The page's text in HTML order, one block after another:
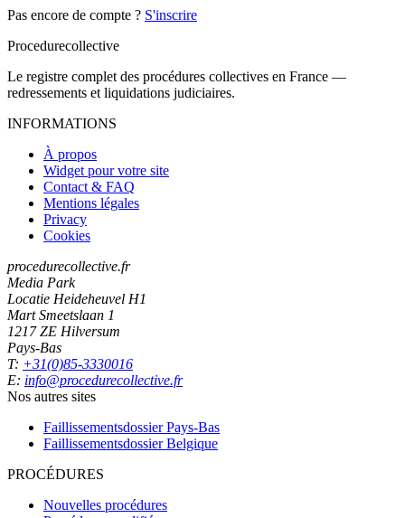
Pas encore de compte ? S'inscrire
Procedurecollective
Le registre complet des procédures collectives en France —
redressements et liquidations judiciaires.
INFORMATIONS
À propos
Widget pour votre site
Contact & FAQ
Mentions légales
Privacy
Cookies
procedurecollective.fr
Media Park
Locatie Heideheuvel H1
Mart Smeetslaan 1
1217 ZE Hilversum
Pays-Bas
T: +31(0)85-3330016
E: info@procedurecollective.fr
Nos autres sites
Faillissementsdossier Pays-Bas
Faillissementsdossier Belgique
PROCÉDURES
Nouvelles procédures